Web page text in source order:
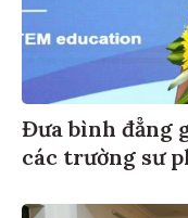
Đưa bình đẳng
các trường sư